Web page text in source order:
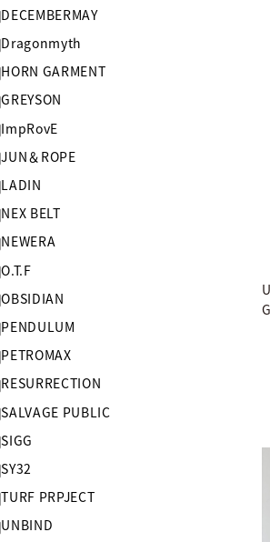
DECEMBERMAY
Dragonmyth
HORN GARMENT
GREYSON
ImpRovE
JUN＆ROPE
LADIN
NEX BELT
NEWERA
O.T.F
OBSIDIAN
PENDULUM
PETROMAX
RESURRECTION
SALVAGE PUBLIC
SIGG
SY32
TURF PRPJECT
UNBIND